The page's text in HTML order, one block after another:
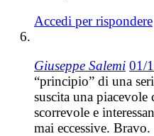
Accedi per rispondere
Giuseppe Salemi 01/
“principio” di una
suscita una
scorrevole e
mai eccessive. Bravo.